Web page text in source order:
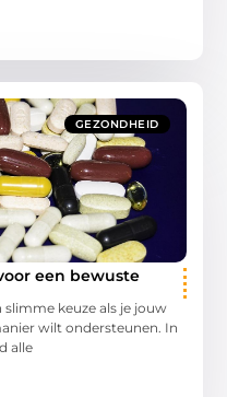
GEZONDHEID
een bewuste
keuze als je jouw
wilt ondersteunen. In
alle